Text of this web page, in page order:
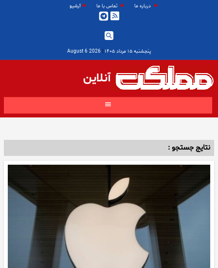
درباره ما تماس با ما آرشیو
پنجشنبه ۱۵ مرداد ۱۴۰۵ |
2026 August 6
آنلاین
نتایج جستجو :